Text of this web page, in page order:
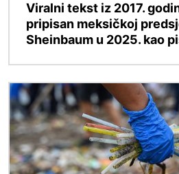
Viralni tekst iz 2017.
pripisan meksičkoj
Sheinbaum u 2025. kao
Slika